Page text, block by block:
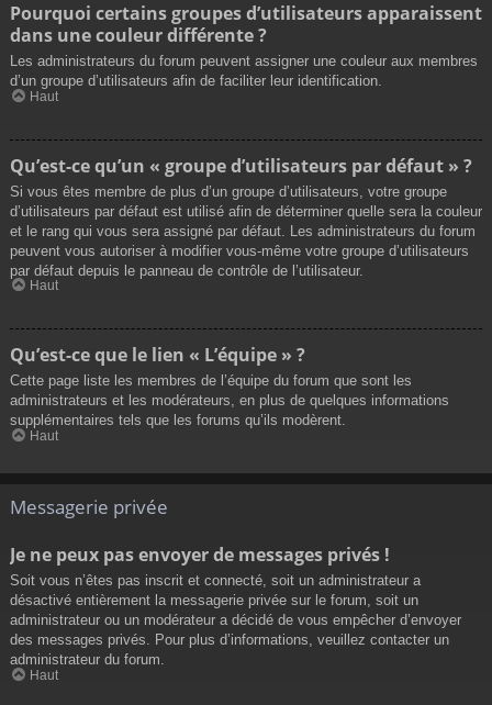
Pourquoi certains groupes d’utilisateurs apparaissent
dans une couleur différente ?
Les administrateurs du forum peuvent assigner une couleur aux membres
d’un groupe d’utilisateurs afin de faciliter leur identification.
Haut
Qu’est-ce qu’un « groupe d’utilisateurs par défaut » ?
Si vous êtes membre de plus d’un groupe d’utilisateurs, votre groupe
d’utilisateurs par défaut est utilisé afin de déterminer quelle sera la couleur
et le rang qui vous sera assigné par défaut. Les administrateurs du forum
peuvent vous autoriser à modifier vous-même votre groupe d’utilisateurs
par défaut depuis le panneau de contrôle de l’utilisateur.
Haut
Qu’est-ce que le lien « L’équipe » ?
Cette page liste les membres de l’équipe du forum que sont les
administrateurs et les modérateurs, en plus de quelques informations
supplémentaires tels que les forums qu’ils modèrent.
Haut
Messagerie privée
Je ne peux pas envoyer de messages privés !
Soit vous n’êtes pas inscrit et connecté, soit un administrateur a
désactivé entièrement la messagerie privée sur le forum, soit un
administrateur ou un modérateur a décidé de vous empêcher d’envoyer
des messages privés. Pour plus d’informations, veuillez contacter un
administrateur du forum.
Haut